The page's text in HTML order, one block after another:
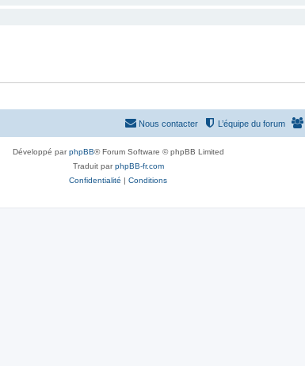
L’équipe du forum
Nous contacter
Développé parphpBB® Forum Software © phpBB Limited
Traduit parphpBB-fr.com
Confidentialité | Conditions